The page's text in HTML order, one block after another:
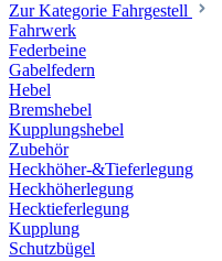
Zur Kategorie Fahrgestell
Fahrwerk
Federbeine
Gabelfedern
Hebel
Bremshebel
Kupplungshebel
Zubehör
Heckhöher-&Tieferlegung
Heckhöherlegung
Hecktieferlegung
Kupplung
Schutzbügel